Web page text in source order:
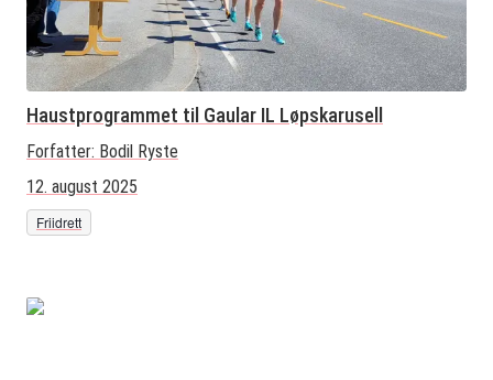
Haustprogrammet til Gaular IL Løpskarusell
Forfatter: Bodil Ryste
12. august 2025
Friidrett